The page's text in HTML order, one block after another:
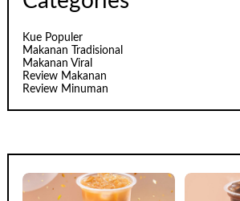
Kue Populer
Makanan Tradisional
Makanan Viral
Review Makanan
Review Minuman